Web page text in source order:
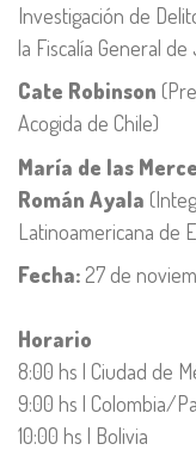
Investigación de
la Fiscalía General
Cate Robinson
Acogida de Chile)
María de las
Román Ayala
Latinoamericana de
Fecha:27 de
Horario
8:00 hs | Ciudad de
9:00 hs | Colombia/
10:00 hs | Bolivia